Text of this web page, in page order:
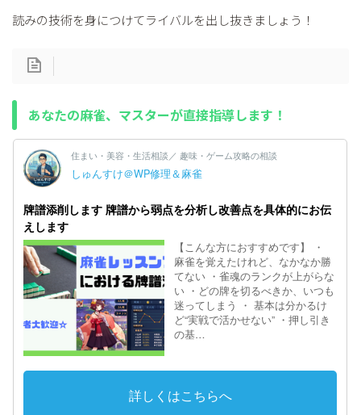
読みの技術を身につけてライバルを出し抜きましょう！
あなたの麻雀、マスターが直接指導します！